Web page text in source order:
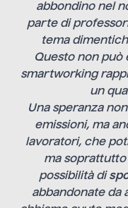
abbondino nel
parte di
tema
Questo non può
smartworking
un
Una speranza
emissioni, ma
lavoratori, che
ma soprattutto
possibilità di
abbandonate da